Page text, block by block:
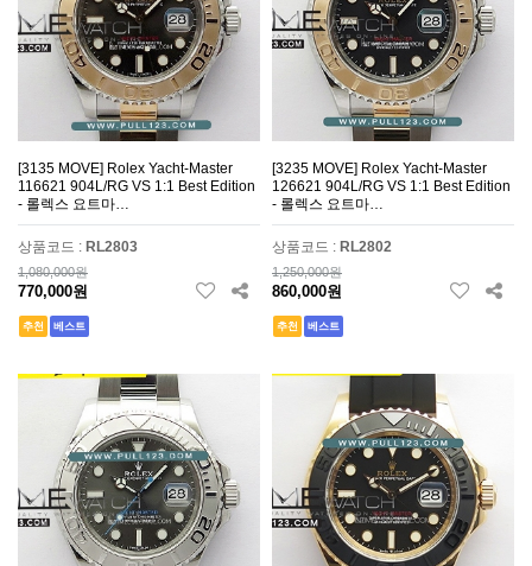
[3135 MOVE] Rolex Yacht-Master
116621 904L/RG VS 1:1 Best Edition
- 롤렉스 요트마…
상품코드 : RL2803
1,080,000원
770,000원
추천 베스트
[3235 MOVE] Rolex Yacht-Master
126621 904L/RG VS 1:1 Best Edition
- 롤렉스 요트마…
상품코드 : RL2802
1,250,000원
860,000원
추천 베스트